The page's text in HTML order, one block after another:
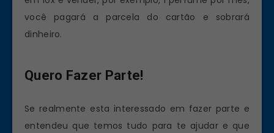
você pagará a parcela do cartão e sobrará
dinheiro.
Quero Fazer Parte!
Se realmente esta interessado em fazer parte e
entendeu que temos tudo para te ajudar e que